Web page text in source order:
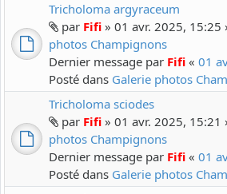
Tricholoma argyraceum
par Fifi » 01 avr. 2025, 15:25
photos Champignons
Dernier message par Fifi « 01
Posté dans Galerie photos
Tricholoma sciodes
par Fifi » 01 avr. 2025, 15:21
photos Champignons
Dernier message par Fifi « 01
Posté dans Galerie photos